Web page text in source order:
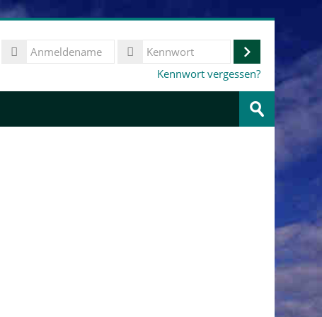
Anmeldename
Anmelden
Kennwort vergessen?
Speichern